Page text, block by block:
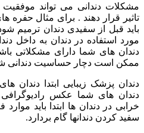
مشکلات دندانی می تواند
تاثیر قرار دهند . برای مثال حفره
باید قبل از سفیدی دندان ترمیم
مورد استفاده در دندان به داخل
دندان های شما دارای مشکلاتی
ممکن است دچار حساسیت دندانی
دندان پزشک زیبایی ابتدا دندان
دندان های شما عکس
خرابی در دندان ها ابتدا باید
سفید کردن دندانها گام بردارد.